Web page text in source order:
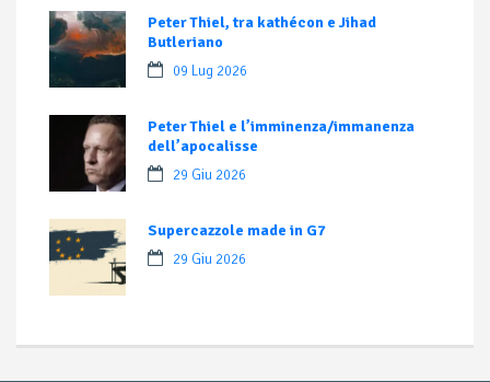
Peter Thiel, tra kathécon e Jihad
Butleriano
09 Lug 2026
Peter Thiel e l’imminenza/immanenza
dell’apocalisse
29 Giu 2026
Supercazzole made in G7
29 Giu 2026